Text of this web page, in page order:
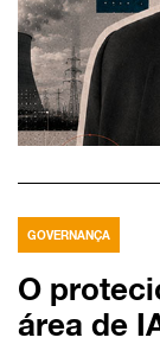
GOVERNANÇA
O
área de